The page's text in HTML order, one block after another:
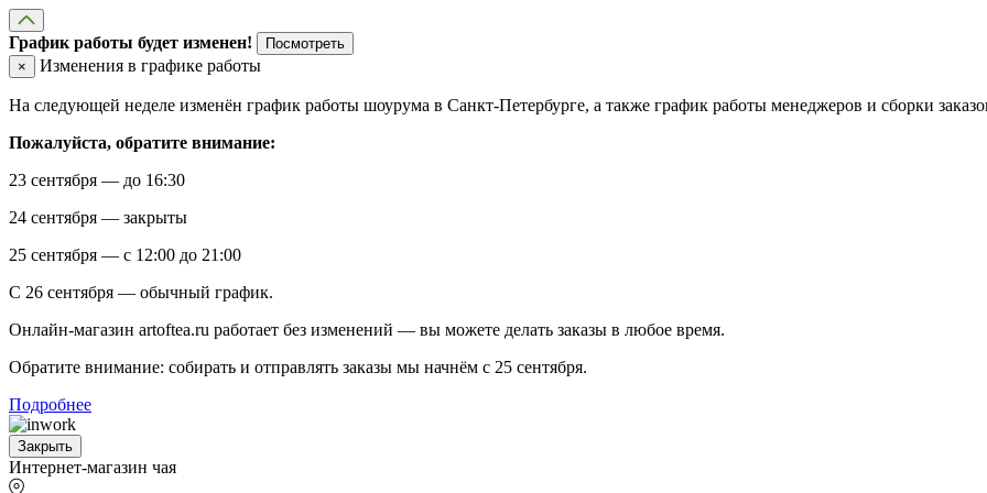
График работы будет изменен!
Посмотреть
×
Изменения в графике работы
На следующей неделе изменён график работы шоурума в Санкт-Петербурге, а также график работы менеджеров и сборки
Пожалуйста, обратите внимание:
23 сентября — до 16:30
24 сентября — закрыты
25 сентября — с 12:00 до 21:00
С 26 сентября — обычный график.
Онлайн-магазин artoftea.ru работает без изменений — вы можете делать заказы в любое время.
Обратите внимание: собирать и отправлять заказы мы начнём с 25 сентября.
Подробнее
Закрыть
Интернет-магазин чая